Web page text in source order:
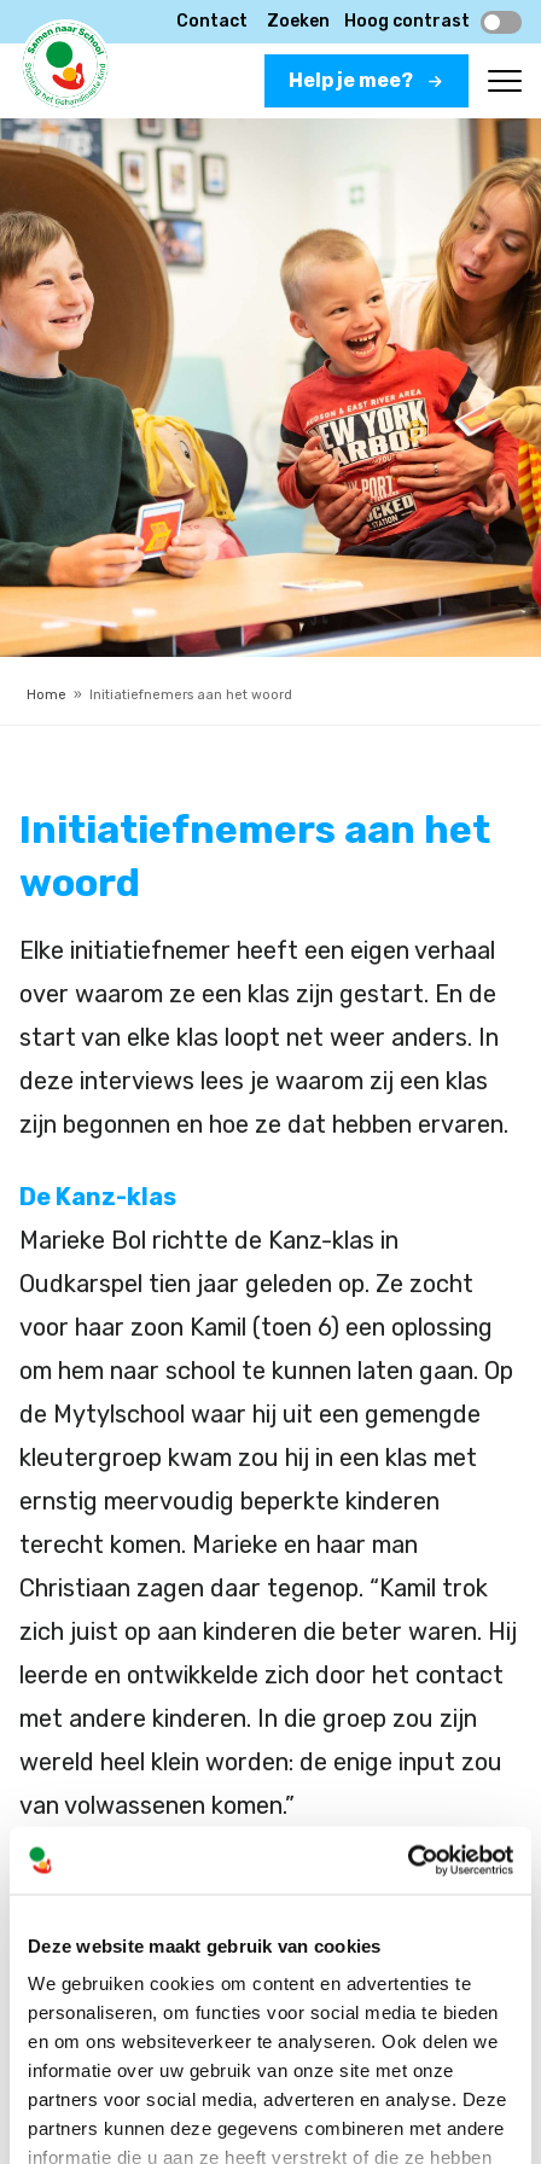
Deze website maakt gebruik van cookies
We gebruiken cookies om content en advertenties te
personaliseren, om functies voor social media te bieden
en om ons websiteverkeer te analyseren. Ook delen we
informatie over uw gebruik van onze site met onze
partners voor social media, adverteren en analyse. Deze
partners kunnen deze gegevens combineren met andere
informatie die u aan ze heeft verstrekt of die ze hebben
Contact Zoeken Hoog contrast
Help je mee?
Home » Initiatiefnemers aan het woord
Initiatiefnemers aan het
woord
Elke initiatiefnemer heeft een eigen verhaal
over waarom ze een klas zijn gestart. En de
start van elke klas loopt net weer anders. In
deze interviews lees je waarom zij een klas
zijn begonnen en hoe ze dat hebben ervaren.
De Kanz-klas
Marieke Bol richtte de Kanz-klas in
Oudkarspel tien jaar geleden op. Ze zocht
voor haar zoon Kamil (toen 6) een oplossing
om hem naar school te kunnen laten gaan. Op
de Mytylschool waar hij uit een gemengde
kleutergroep kwam zou hij in een klas met
ernstig meervoudig beperkte kinderen
terecht komen. Marieke en haar man
Christiaan zagen daar tegenop. “Kamil trok
zich juist op aan kinderen die beter waren. Hij
leerde en ontwikkelde zich door het contact
met andere kinderen. In die groep zou zijn
wereld heel klein worden: de enige input zou
van volwassenen komen.”
Lees het hele verhaal hier
Stichting Passie
Kim Antonissen richtte de Pioniers-klas van
Stichting Passie in Schiedam veertien jaar
geleden op. Ze zocht een passende plek voor